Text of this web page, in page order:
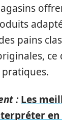
pains
ce
pratiques.
: Les